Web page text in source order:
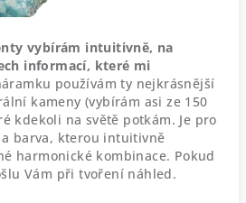
vybírám intuitivně, na
informací, které mi
používám ty nejkrásnější
kameny (vybírám asi ze 150
kdekoli na světě potkám. Je pro
barva, kterou intuitivně
harmonické kombinace. Pokud
Vám při tvoření náhled.